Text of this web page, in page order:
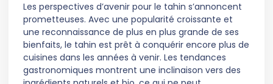
Les perspectives d’avenir pour le tahin s’annoncent
prometteuses. Avec une popularité croissante et
une reconnaissance de plus en plus grande de ses
bienfaits, le tahin est prêt à conquérir encore plus de
cuisines dans les années à venir. Les tendances
gastronomiques montrent une inclinaison vers des